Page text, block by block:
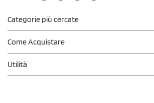
Categorie più cercate
Come Acquistare
Utilità